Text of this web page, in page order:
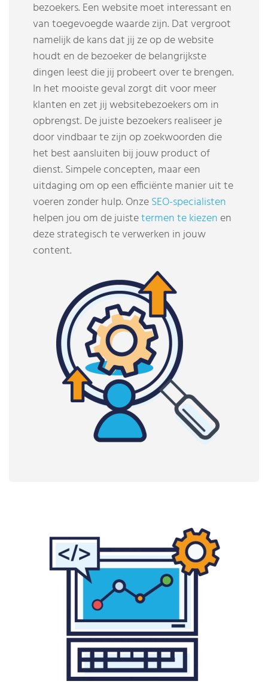
bezoekers. Een website moet interessant en
van toegevoegde waarde zijn. Dat vergroot
namelijk de kans dat jij ze op de website
houdt en de bezoeker de belangrijkste
dingen leest die jij probeert over te brengen.
In het mooiste geval zorgt dit voor meer
klanten en zet jij websitebezoekers om in
opbrengst. De juiste bezoekers realiseer je
door vindbaar te zijn op zoekwoorden die
het best aansluiten bij jouw product of
dienst. Simpele concepten, maar een
uitdaging om op een efficiënte manier uit te
voeren zonder hulp. OnzeSEO-specialisten
helpen jou om de juistetermen te kiezenen
deze strategisch te verwerken in jouw
content.